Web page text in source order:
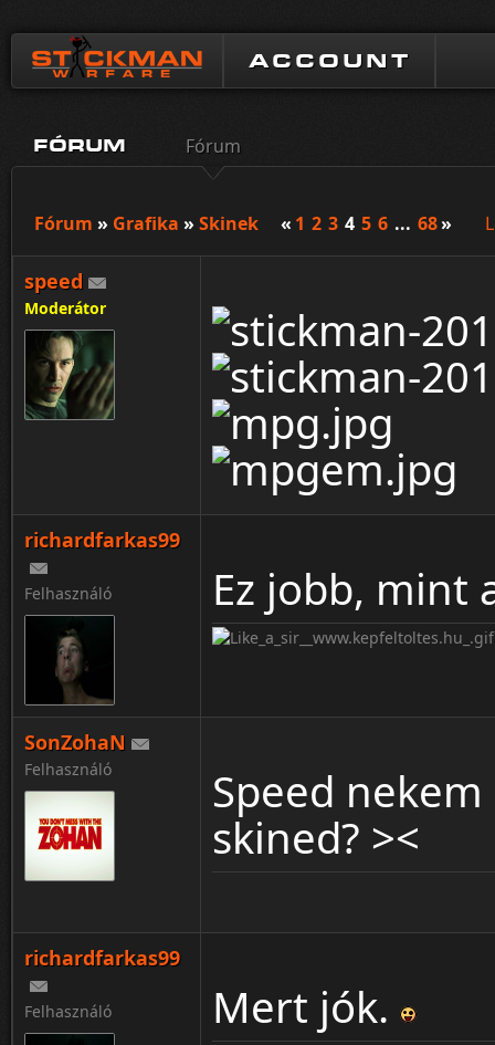
ACCOUNT
FÓRUM Fórum
Fórum » Grafika » Skinek « 1 2 3 4 5 6 ... 68»
speed
Moderátor
richardfarkas99
Felhasználó Ez jobb, mint
SonZohaN
Felhasználó
Speed
skined? ><
richardfarkas99
Felhasználó Mert jók.